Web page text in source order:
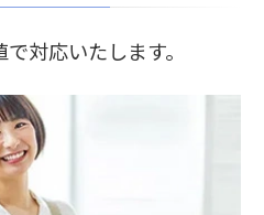
ホ…
対応いたします。